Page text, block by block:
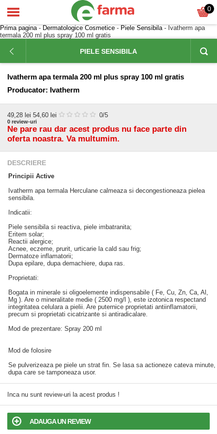
0
Prima pagina- Dermatologice Cosmetice - Piele Sensibila- Ivatherm apa
termala 200 ml plus spray 100 ml gratis
PIELE SENSIBILA
Ivatherm apa termala 200 ml plus spray 100 ml gratis
Producator: Ivatherm
49,28 lei 54,60 lei 0/5
0 review-uri
Ne pare rau dar acest produs nu face parte din
oferta noastra. Va multumim.
DESCRIERE
Principii Active
Ivatherm apa termala Herculane calmeaza si decongestioneaza pielea
sensibila.
Indicatii:
Piele sensibila si reactiva, piele imbatranita;
Eritem solar;
Reactii alergice;
Acnee, eczeme, prurit, urticarie la cald sau frig;
Dermatoze inflamatorii;
Dupa epilare, dupa demachiere, dupa ras.
Proprietati:
Bogata in minerale si oligoelemente indispensabile ( Fe, Cu, Zn, Ca, Al,
Mg ). Are o mineralitate medie ( 2500 mg/l ), este izotonica respectand
integritatea celulara a pielii. Are puternice proprietati antiinflamatorii,
precum si proprietati cicatrizante si antiradicalare.
Mod de prezentare: Spray 200 ml
Mod de folosire
Se pulverizeaza pe piele un strat fin. Se lasa sa actioneze cateva minute,
dupa care se tamponeaza usor.
Inca nu sunt review-uri la acest produs !
ADAUGA UN REVIEW